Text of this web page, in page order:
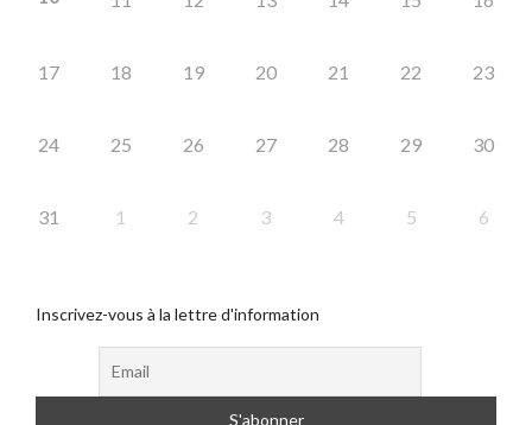
17 18 19 20 21 22 23
24 25 26 27 28 29 30
31 1 2 3 4 5 6
Inscrivez-vous à la lettre d'information